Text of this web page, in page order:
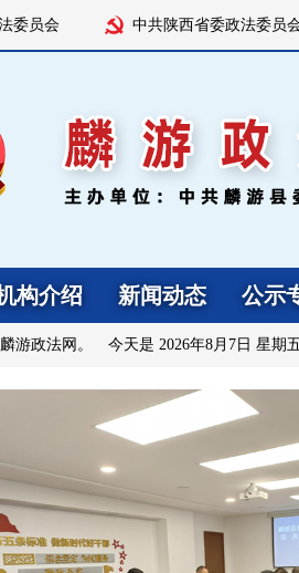
委员会 中共陕西省委政法委员
构介绍 新闻动态 公示
游政法网。 今天是 2026年8月7日 星期